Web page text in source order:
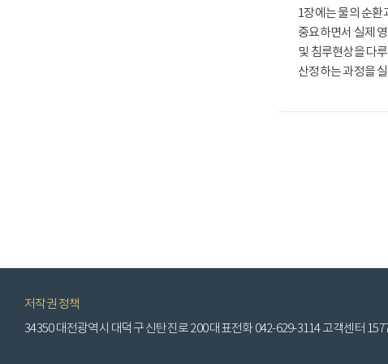
1장에는 물의 순
중요하면서 실제
및 침루현상을 다
산정하는 과정을
저작권 정책
34350 대전광역시 대덕구 신탄진로 200 대표전화 042-629-3114 고객센터